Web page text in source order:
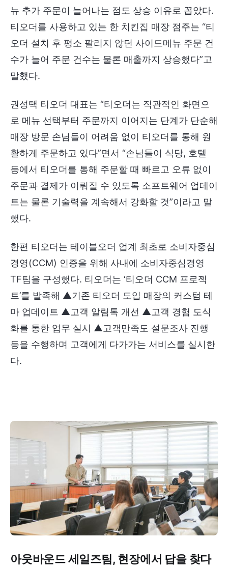
뉴 추가 주문이 늘어나는 점도 상승 이유로 꼽았다.
티오더를 사용하고 있는 한 치킨집 매장 점주는 “티
오더 설치 후 평소 팔리지 않던 사이드메뉴 주문 건
수가 늘어 주문 건수는 물론 매출까지 상승했다”고
말했다.
권성택 티오더 대표는 “티오더는 직관적인 화면으
로 메뉴 선택부터 주문까지 이어지는 단계가 단순해
매장 방문 손님들이 어려움 없이 티오더를 통해 원
활하게 주문하고 있다”면서 “손님들이 식당, 호텔
등에서 티오더를 통해 주문할 때 빠르고 오류 없이
주문과 결제가 이뤄질 수 있도록 소프트웨어 업데이
트는 물론 기술력을 계속해서 강화할 것”이라고 말
했다.
한편 티오더는 테이블오더 업계 최초로 소비자중심
경영(CCM) 인증을 위해 사내에 소비자중심경영
TF팀을 구성했다. 티오더는 ‘티오더 CCM 프로젝
트’를 발족해 ▲기존 티오더 도입 매장의 커스텀 테
마 업데이트 ▲고객 알림톡 개선 ▲고객 경험 도식
화를 통한 업무 실시 ▲고객만족도 설문조사 진행
등을 수행하며 고객에게 다가가는 서비스를 실시한
다.
아웃바운드 세일즈팀, 현장에서 답을 찾다